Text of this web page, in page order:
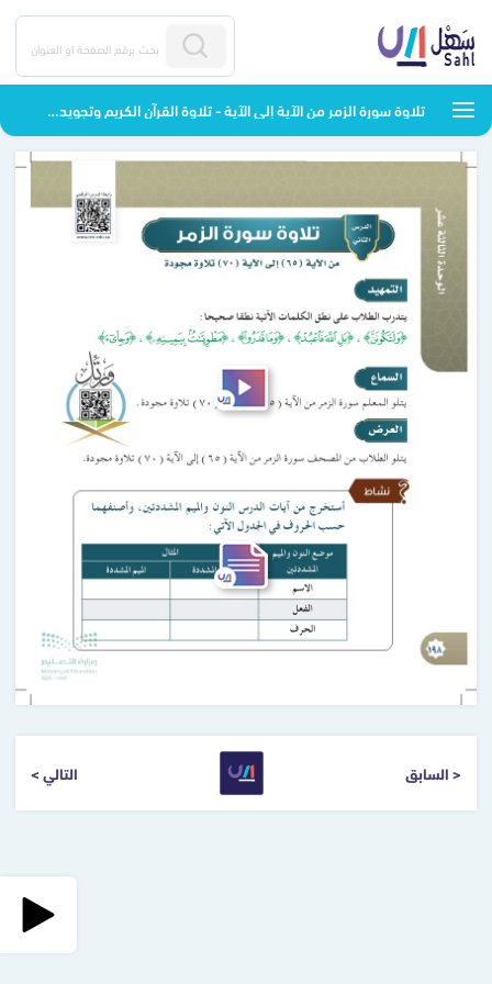
تلاوة سورة الزمر من الآية إلى الآية - تلاوة القرآن الكريم وتجويده - خامس ابتدائي
< السابق التالي >